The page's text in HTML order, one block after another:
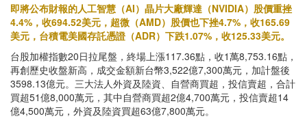
即將公布財報的人工智慧（AI）晶片大廠輝達（NVIDIA）股價重挫
4.4%，收694.52美元，超微（AMD）股價也下挫4.7%，收165.69
美元，台積電美國存託憑證（ADR）下跌1.07%，收125.33美元。
台股加權指數20日拉尾盤，終場上漲117.36點，收1萬8,753.16點，
再創歷史收盤新高，成交金額新台幣3,522億7,300萬元，加計盤後
3598.13億元。三大法人外資及陸資、自營商買超，投信賣超，合計
買超51億8,000萬元，其中自營商買超2億4,700萬元，投信賣超14
億4,500萬元，外資及陸資買超63億7,800萬元。